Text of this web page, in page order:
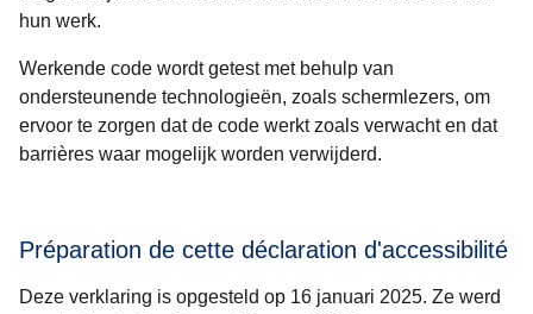
hun werk.
Werkende code wordt getest met behulp van
ondersteunende technologieën, zoals schermlezers, om
ervoor te zorgen dat de code werkt zoals verwacht en dat
barrières waar mogelijk worden verwijderd.
Préparation de cette déclaration d'accessibilité
Deze verklaring is opgesteld op 16 januari 2025. Ze werd